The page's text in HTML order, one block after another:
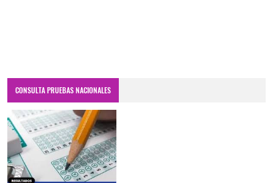
CONSULTA PRUEBAS NACIONALES